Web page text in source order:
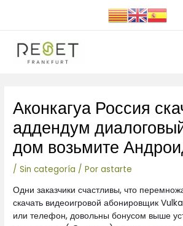
Аконкагуа Россия
аддендум
дом возьмите
/Sin categoría / Porastarte
Одни заказчики счастливы, что
скачать видеоигровой абонировщик
или телефон, довольны бонусом выше
de
entradas